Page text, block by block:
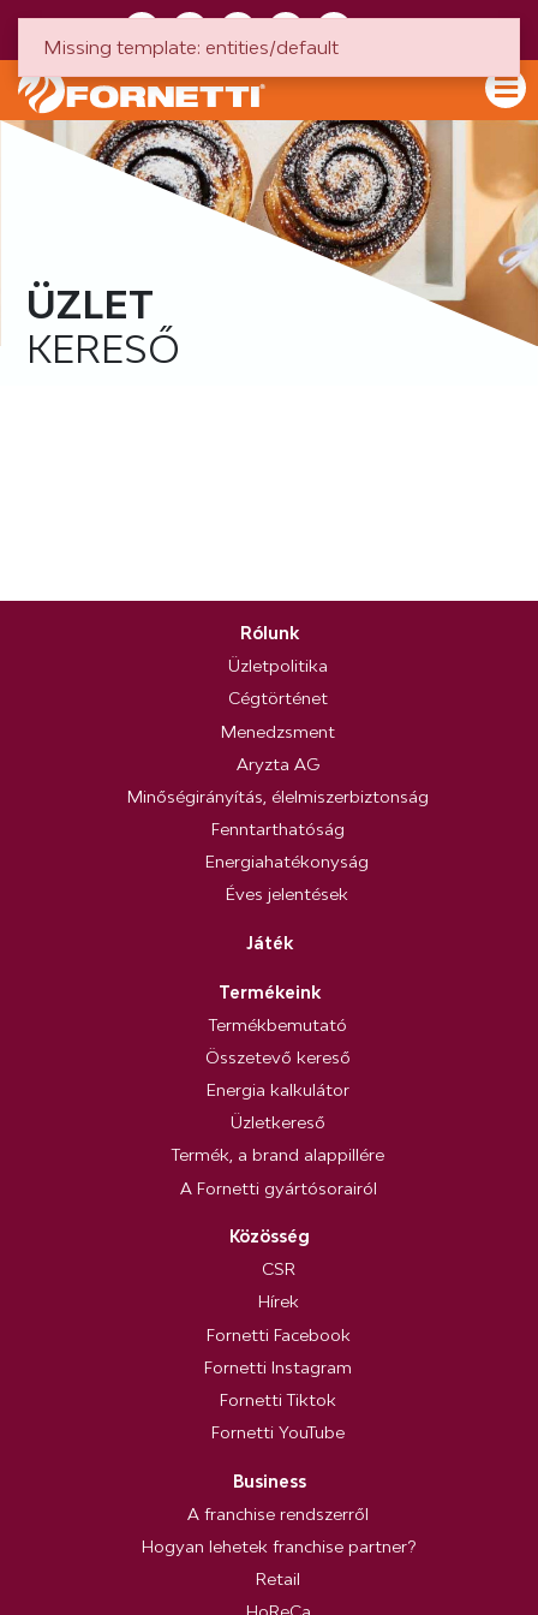
ÜZLET
KERESŐ
Rólunk
Üzletpolitika
Cégtörténet
Menedzsment
Aryzta AG
Minőségirányítás, élelmiszerbiztonság
Fenntarthatóság
Energiahatékonyság
Éves jelentések
Játék
Termékeink
Termékbemutató
Összetevő kereső
Energia kalkulátor
Üzletkereső
Termék, a brand alappillére
A Fornetti gyártósorairól
Közösség
CSR
Hírek
Fornetti Facebook
Fornetti Instagram
Fornetti Tiktok
Fornetti YouTube
Business
A franchise rendszerről
Hogyan lehetek franchise partner?
Retail
Missing template: entities/default